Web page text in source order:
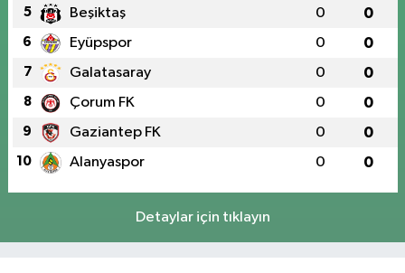
5 Beşiktaş 0 0
6 Eyüpspor 0 0
7 Galatasaray 0 0
8 Çorum FK 0 0
9 Gaziantep FK 0 0
10 Alanyaspor 0 0
Detaylar için tıklayın